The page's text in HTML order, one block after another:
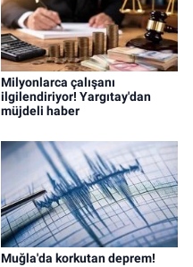
Milyonlarca çalışanı
ilgilendiriyor! Yargıtay'dan
müjdeli haber
Muğla'da korkutan deprem!